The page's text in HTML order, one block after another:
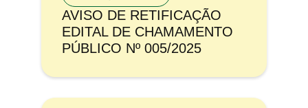
AVISO DE RETIFICAÇÃO
EDITAL DE CHAMAMENTO
PÚBLICO Nº 005/2025